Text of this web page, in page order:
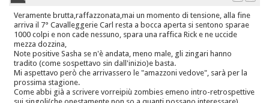
Veramente brutta,raffazzonata,mai un momento di tensione, alla fine
arriva il 7° Cavalleggerie Carl resta a bocca aperta si sentono sparae
1000 colpi e non cade nessuno, spara una raffica Rick e ne uccide
mezza dozzina,
Note positive Sasha se n'è andata, meno male, gli zingari hanno
tradito (come sospettavo sin dall'inizio)e basta.
Mi aspettavo però che arrivassero le "amazzoni vedove", sarà per la
prossima stagione.
Come abbi già a scrivere vorreipiù zombies emeno intro-retrospettive